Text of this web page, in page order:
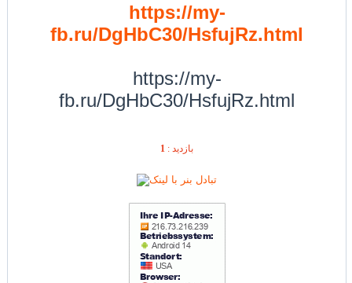
https://my-
fb.ru/DgHbC30/HsfujRz.html
https://my-
fb.ru/DgHbC30/HsfujRz.html
بازديد : 1